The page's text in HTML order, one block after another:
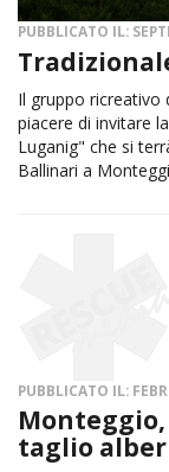
PUBBLICATO IL:
Il gruppo ricreativo
piacere di invitare
Luganig" che si
Ballinari a
PUBBLICATO IL:
taglio